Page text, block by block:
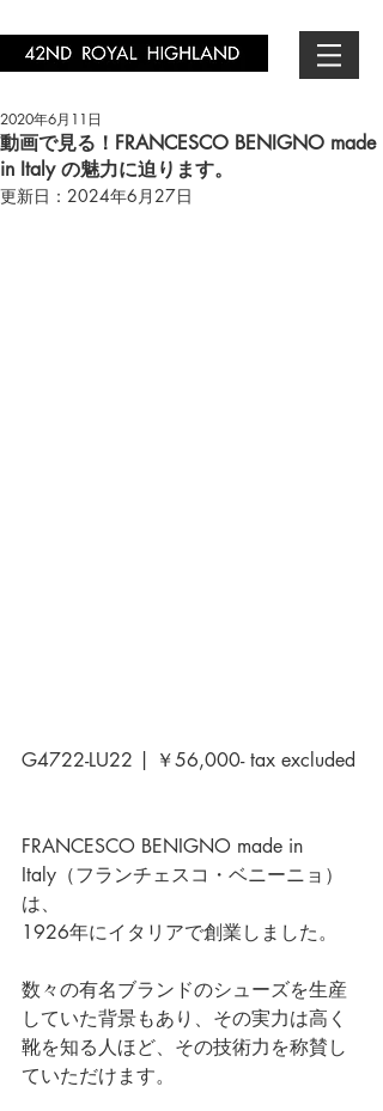
動画で見る！FRANCESCO BENIGNO made
in Italy の魅力に迫ります。
2020年6月11日
更新日： 2024年6月27日
G4722-LU22 | ￥56,000- tax excluded
FRANCESCO BENIGNO made in
Italy （フランチェスコ・ベニーニョ）
は、
1926年にイタリアで創業しました。
数々の有名ブランドのシューズを生産
していた背景もあり、その実力は高く
靴を知る人ほど、その技術力を称賛し
ていただけます。